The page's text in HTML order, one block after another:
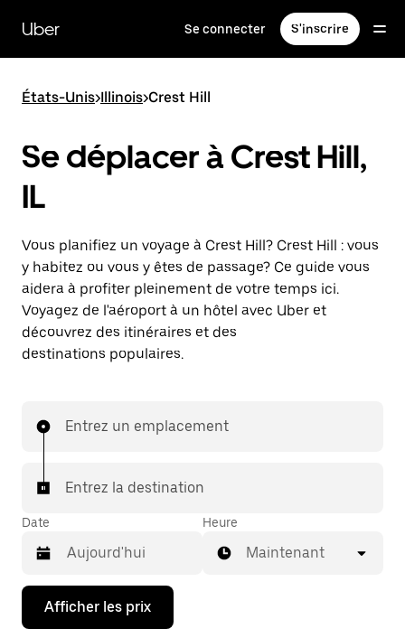
contenu
principal
Uber Se connecter S'inscrire
États-Unis>Illinois>Crest Hill
Se déplacer à Crest Hill,
IL
Vous planifiez un voyage à Crest Hill? Crest Hill : vous
y habitez ou vous y êtes de passage? Ce guide vous
aidera à profiter pleinement de votre temps ici.
Voyagez de l'aéroport à un hôtel avec Uber et
découvrez des itinéraires et des
destinations populaires.
Entrez un emplacement
Entrez la destination
Date
Appuyez
la
Heure
Maintenant
Afficher les prix